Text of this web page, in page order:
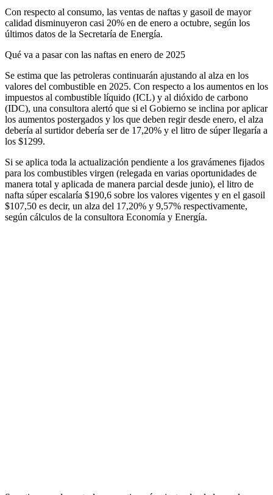
Con respecto al consumo, las ventas de naftas y gasoil de mayor
calidad disminuyeron casi 20% en de enero a octubre, según los
últimos datos de la Secretaría de Energía.
Qué va a pasar con las naftas en enero de 2025
Se estima que las petroleras continuarán ajustando al alza en los
valores del combustible en 2025. Con respecto a los aumentos en los
impuestos al combustible líquido (ICL) y al dióxido de carbono
(IDC), una consultora alertó que si el Gobierno se inclina por aplicar
los aumentos postergados y los que deben regir desde enero, el alza
debería al surtidor debería ser de 17,20% y el litro de súper llegaría a
los $1299.
Si se aplica toda la actualización pendiente a los gravámenes fijados
para los combustibles virgen (relegada en varias oportunidades de
manera total y aplicada de manera parcial desde junio), el litro de
nafta súper escalaría $190,6 sobre los valores vigentes y en el gasoil
$107,50 es decir, un alza del 17,20% y 9,57% respectivamente,
según cálculos de la consultora Economía y Energía.